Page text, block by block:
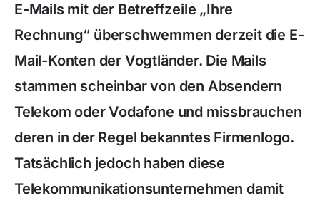
E-Mails mit der Betreffzeile „Ihre
Rechnung“ überschwemmen derzeit die E-
Mail-Konten der Vogtländer. Die Mails
stammen scheinbar von den Absendern
Telekom oder Vodafone und missbrauchen
deren in der Regel bekanntes Firmenlogo.
Tatsächlich jedoch haben diese
Telekommunikationsunternehmen damit